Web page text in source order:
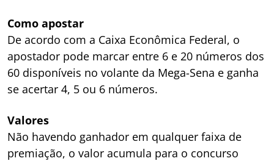
Como apostar
De acordo com a Caixa Econômica Federal, o
apostador pode marcar entre 6 e 20 números dos
60 disponíveis no volante da Mega-Sena e ganha
se acertar 4, 5 ou 6 números.
Valores
Não havendo ganhador em qualquer faixa de
premiação, o valor acumula para o concurso